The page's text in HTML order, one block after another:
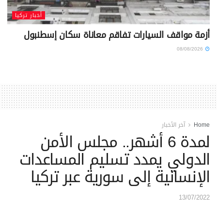
أخبار تركيا
أزمة مواقف السيارات تفاقم معاناة سكان إسطنبول
Home آخر الأخبار
لمدة 6 أشهر.. مجلس الأمن
الدولي يمدد تسليم المساعدات
الإنسانية إلى سورية عبر تركيا
13/07/2022